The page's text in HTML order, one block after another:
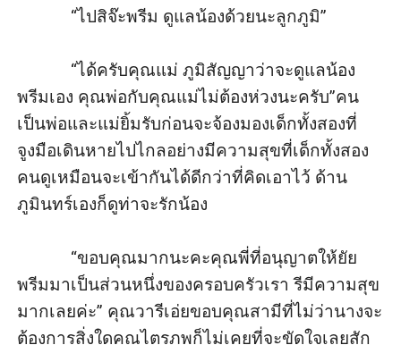
“ไปสิจ๊ะพรีม ดูแลน้องด้วยนะลูกภูมิ”
“ได้ครับคุณแม่ ภูมิสัญญาว่าจะดูแลน้อง
พรีมเอง คุณพ่อกับคุณแม่ไม่ต้องห่วงนะครับ”คน
เป็นพ่อและแม่ยิ้มรับก่อนจะจ้องมองเด็กทั้งสองที่
จูงมือเดินหายไปไกลอย่างมีความสุขที่เด็กทั้งสอง
คนดูเหมือนจะเข้ากันได้ดีกว่าที่คิดเอาไว้ ด้าน
ภูมินทร์เองก็ดูท่าจะรักน้อง
“ขอบคุณมากนะคะคุณพี่ที่อนุญาตให้ยัย
พรีมมาเป็นส่วนหนึ่งของครอบครัวเรา รีมีความสุข
มากเลยค่ะ” คุณวารีเอ่ยขอบคุณสามีที่ไม่ว่านางจะ
ต้องการสิ่งใดคุณไตรภพก็ไม่เคยที่จะขัดใจเลยสัก